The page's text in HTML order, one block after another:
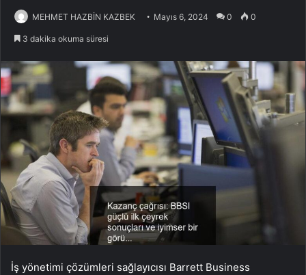
MEHMET HAZBİN KAZBEK Mayıs 6, 2024 0 0
3 dakika okuma süresi
İş yönetimi çözümleri sağlayıcısı Barrett Business